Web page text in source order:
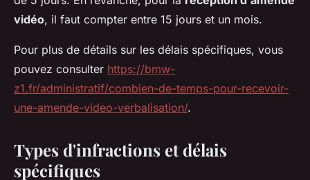
vidéo, il faut compter entre 15 jours et un mois.
Pour plus de détails sur les délais spécifiques, vous
pouvez consulter https://bmw-
z1.fr/administratif/combien-de-temps-pour-recevoir-
une-amende-video-verbalisation/.
Types d'infractions et délais
spécifiques